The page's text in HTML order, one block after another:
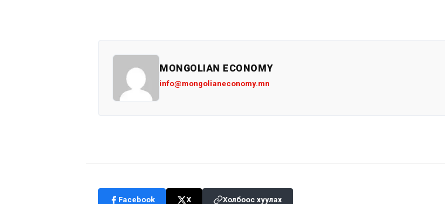
MONGOLIAN ECONOMY
info@mongolianeconomy.mn
Facebook X Холбоос хуулах